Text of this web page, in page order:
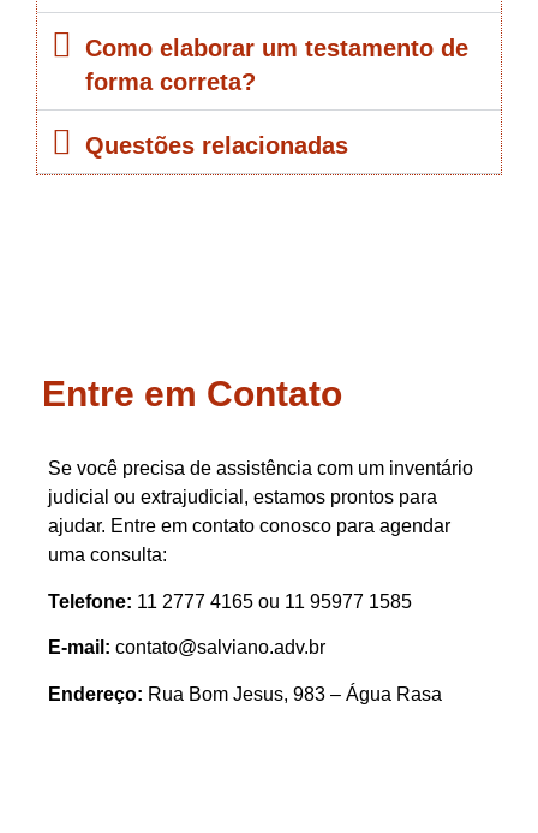
Como elaborar um testamento de
forma correta?
Questões relacionadas
Entre em Contato
Se você precisa de assistência com um inventário
judicial ou extrajudicial, estamos prontos para
ajudar. Entre em contato conosco para agendar
uma consulta:
Telefone: 11 2777 4165 ou 11 95977 1585
E-mail: contato@salviano.adv.br
Endereço: Rua Bom Jesus, 983 – Água Rasa